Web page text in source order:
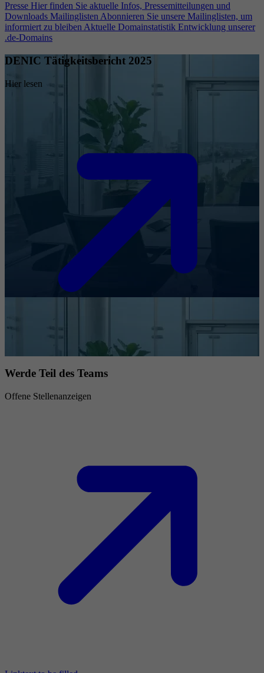
Presse Hier finden Sie aktuelle Infos, Pressemitteilungen und
Downloads Mailinglisten Abonnieren Sie unsere Mailinglisten, um
informiert zu bleiben Aktuelle Domainstatistik Entwicklung unserer
.de-Domains
DENIC Tätigkeitsbericht 2025
Hier lesen
Werde Teil des Teams
Offene Stellenanzeigen